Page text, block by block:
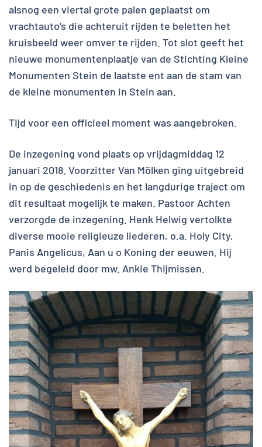
alsnog een viertal grote palen geplaatst om
vrachtauto’s die achteruit rijden te beletten het
kruisbeeld weer omver te rijden. Tot slot geeft het
nieuwe monumentenplaatje van de Stichting Kleine
Monumenten Stein de laatste ent aan de stam van
de kleine monumenten in Stein aan.
Tijd voor een officieel moment was aangebroken.
De inzegening vond plaats op vrijdagmiddag 12
januari 2018. Voorzitter Van Mölken ging uitgebreid
in op de geschiedenis en het langdurige traject om
dit resultaat mogelijk te maken. Pastoor Achten
verzorgde de inzegening. Henk Helwig vertolkte
diverse mooie religieuze liederen, o.a. Holy City,
Panis Angelicus, Aan u o Koning der eeuwen. Hij
werd begeleid door mw. Ankie Thijmissen.